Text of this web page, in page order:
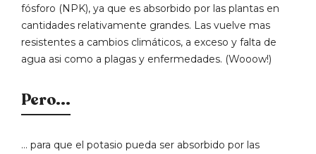
fósforo (NPK), ya que es absorbido por las plantas en
cantidades relativamente grandes. Las vuelve mas
resistentes a cambios climáticos, a exceso y falta de
agua asi como a plagas y enfermedades. (Wooow!)
Pero...
… para que el potasio pueda ser absorbido por las